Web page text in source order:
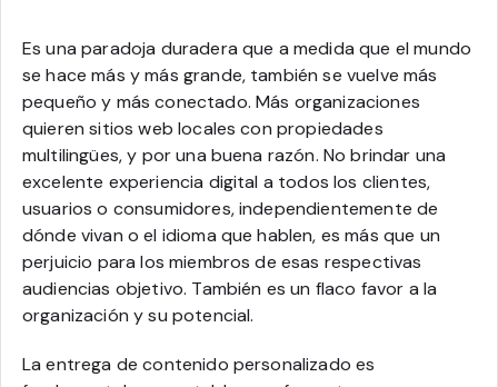
Es una paradoja duradera que a medida que el mundo
se hace más y más grande, también se vuelve más
pequeño y más conectado. Más organizaciones
quieren sitios web locales con propiedades
multilingües, y por una buena razón. No brindar una
excelente experiencia digital a todos los clientes,
usuarios o consumidores, independientemente de
dónde vivan o el idioma que hablen, es más que un
perjuicio para los miembros de esas respectivas
audiencias objetivo. También es un flaco favor a la
organización y su potencial.
La entrega de contenido personalizado es